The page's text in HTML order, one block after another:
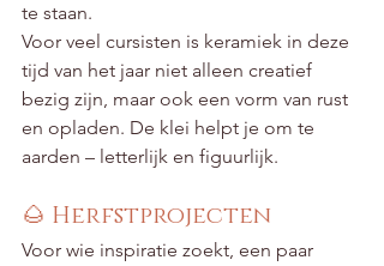
te staan.
Voor veel cursisten is keramiek in deze
tijd van het jaar niet alleen creatief
bezig zijn, maar ook een vorm van rust
en opladen. De klei helpt je om te
aarden – letterlijk en figuurlijk.
🌰 Herfstprojecten
Voor wie inspiratie zoekt, een paar